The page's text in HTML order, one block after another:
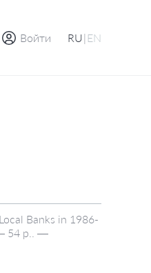
Войти RU| EN
Banks in 1986-
54 p.. —